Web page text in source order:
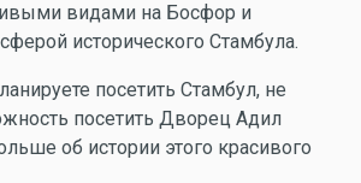
видами на Босфор и
исторического Стамбула.
посетить Стамбул, не
посетить Дворец Адил
об истории этого красивого